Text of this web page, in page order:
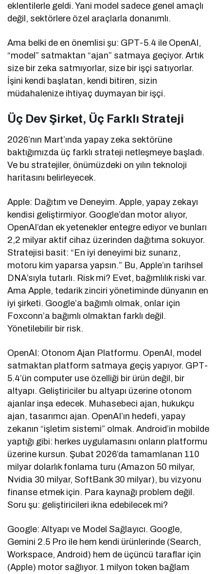
eklentilerle geldi. Yani model sadece genel amaçlı
değil, sektörlere özel araçlarla donanımlı.
Ama belki de en önemlisi şu: GPT-5.4 ile OpenAI,
“model” satmaktan “ajan” satmaya geçiyor. Artık
size bir zeka satmıyorlar, size bir işçi satıyorlar.
İşini kendi başlatan, kendi bitiren, sizin
müdahalenize ihtiyaç duymayan bir işçi.
Üç Dev Şirket, Üç Farklı Strateji
2026’nın Mart’ında yapay zeka sektörüne
baktığımızda üç farklı strateji netleşmeye başladı.
Ve bu stratejiler, önümüzdeki on yılın teknoloji
haritasını belirleyecek.
Apple: Dağıtım ve Deneyim. Apple, yapay zekayı
kendisi geliştirmiyor. Google’dan motor alıyor,
OpenAI’dan ek yetenekler entegre ediyor ve bunları
2,2 milyar aktif cihaz üzerinden dağıtıma sokuyor.
Stratejisi basit: “En iyi deneyimi biz sunarız,
motoru kim yaparsa yapsın.” Bu, Apple’ın tarihsel
DNA’sıyla tutarlı. Risk mi? Evet, bağımlılık riski var.
Ama Apple, tedarik zinciri yönetiminde dünyanın en
iyi şirketi. Google’a bağımlı olmak, onlar için
Foxconn’a bağımlı olmaktan farklı değil.
Yönetilebilir bir risk.
OpenAI: Otonom Ajan Platformu. OpenAI, model
satmaktan platform satmaya geçiş yapıyor. GPT-
5.4’ün computer use özelliği bir ürün değil, bir
altyapı. Geliştiriciler bu altyapı üzerine otonom
ajanlar inşa edecek. Muhasebeci ajan, hukukçu
ajan, tasarımcı ajan. OpenAI’ın hedefi, yapay
zekanın “işletim sistemi” olmak. Android’in mobilde
yaptığı gibi: herkes uygulamasını onların platformu
üzerine kursun. Şubat 2026’da tamamlanan 110
milyar dolarlık fonlama turu (Amazon 50 milyar,
Nvidia 30 milyar, SoftBank 30 milyar), bu vizyonu
finanse etmek için. Para kaynağı problem değil.
Soru şu: geliştiricileri ikna edebilecek mi?
Google: Altyapı ve Model Sağlayıcı. Google,
Gemini 2.5 Pro ile hem kendi ürünlerinde (Search,
Workspace, Android) hem de üçüncü taraflar için
(Apple) motor sağlıyor. 1 milyon token bağlam